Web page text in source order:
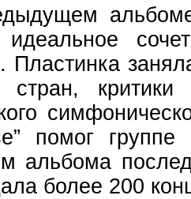
Пластинка
стран,
помог группе
альбома
более 200